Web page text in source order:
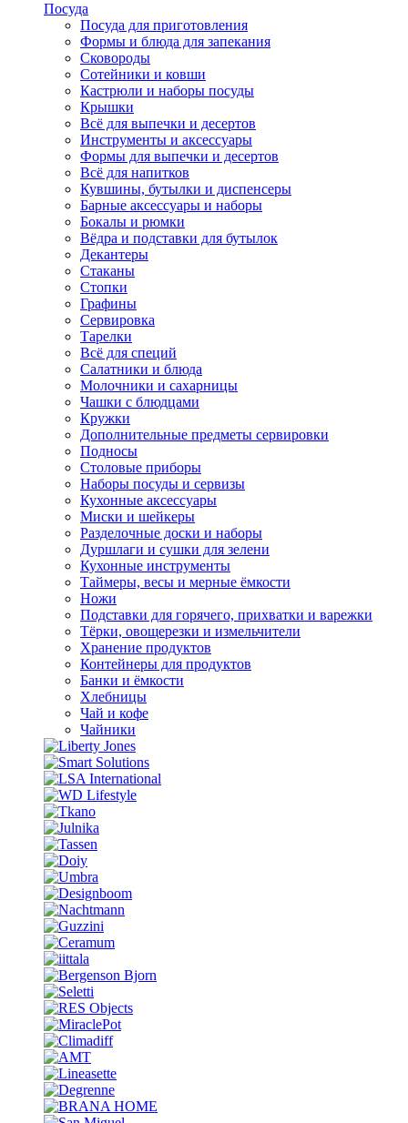
Посуда
Посуда для приготовления
Формы и блюда для запекания
Сковороды
Сотейники и ковши
Кастрюли и наборы посуды
Крышки
Всё для выпечки и десертов
Инструменты и аксессуары
Формы для выпечки и десертов
Всё для напитков
Кувшины, бутылки и диспенсеры
Барные аксессуары и наборы
Бокалы и рюмки
Вёдра и подставки для бутылок
Декантеры
Стаканы
Стопки
Графины
Сервировка
Тарелки
Всё для специй
Салатники и блюда
Молочники и сахарницы
Чашки с блюдцами
Кружки
Дополнительные предметы сервировки
Подносы
Столовые приборы
Наборы посуды и сервизы
Кухонные аксессуары
Миски и шейкеры
Разделочные доски и наборы
Дуршлаги и сушки для зелени
Кухонные инструменты
Таймеры, весы и мерные ёмкости
Ножи
Подставки для горячего, прихватки и варежки
Тёрки, овощерезки и измельчители
Хранение продуктов
Контейнеры для продуктов
Банки и ёмкости
Хлебницы
Чай и кофе
Чайники